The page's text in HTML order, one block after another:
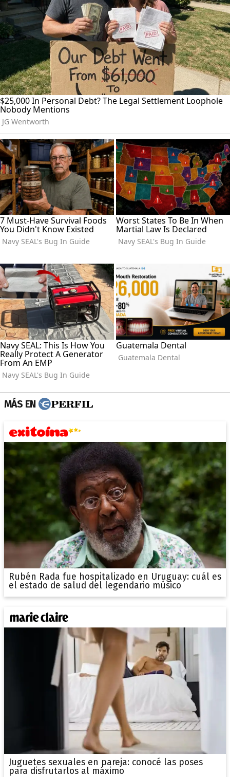
MÁS EN
Rubén Rada fue hospitalizado en Uruguay: cuál es
el estado de salud del legendario músico
Juguetes sexuales en pareja: conocé las poses
para disfrutarlos al máximo